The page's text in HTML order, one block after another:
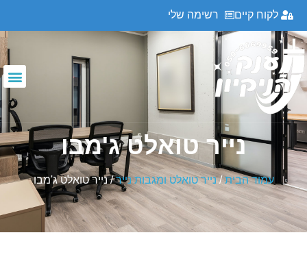
לקוח קיים רשימה שלי
נייר טואלט ג'מבו
עמוד הבית/נייר טואלט ומגבות נייר/ נייר טואלט ג'מבו